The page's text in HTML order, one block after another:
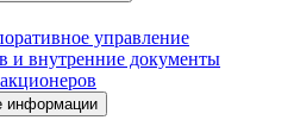
управление
и внутренние документы
информации